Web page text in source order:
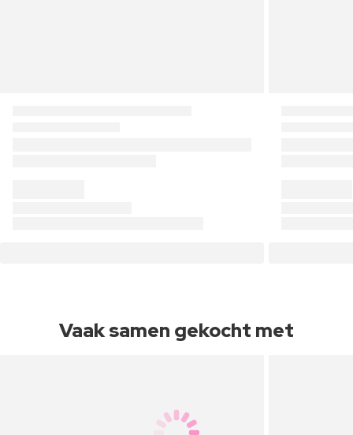
Vaak samen gekocht met